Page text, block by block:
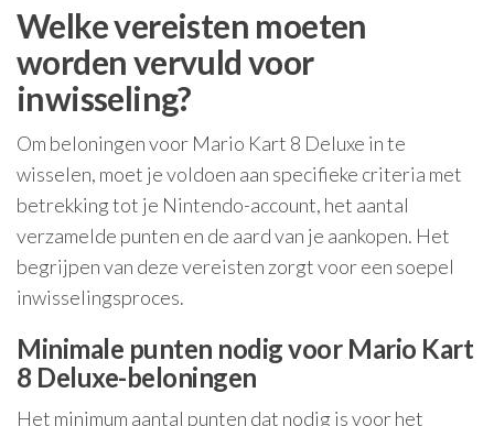
Welke vereisten moeten
worden vervuld voor
inwisseling?
Om beloningen voor Mario Kart 8 Deluxe in te
wisselen, moet je voldoen aan specifieke criteria met
betrekking tot je Nintendo-account, het aantal
verzamelde punten en de aard van je aankopen. Het
begrijpen van deze vereisten zorgt voor een soepel
inwisselingsproces.
Minimale punten nodig voor Mario Kart
8 Deluxe-beloningen
Het minimum aantal punten dat nodig is voor het